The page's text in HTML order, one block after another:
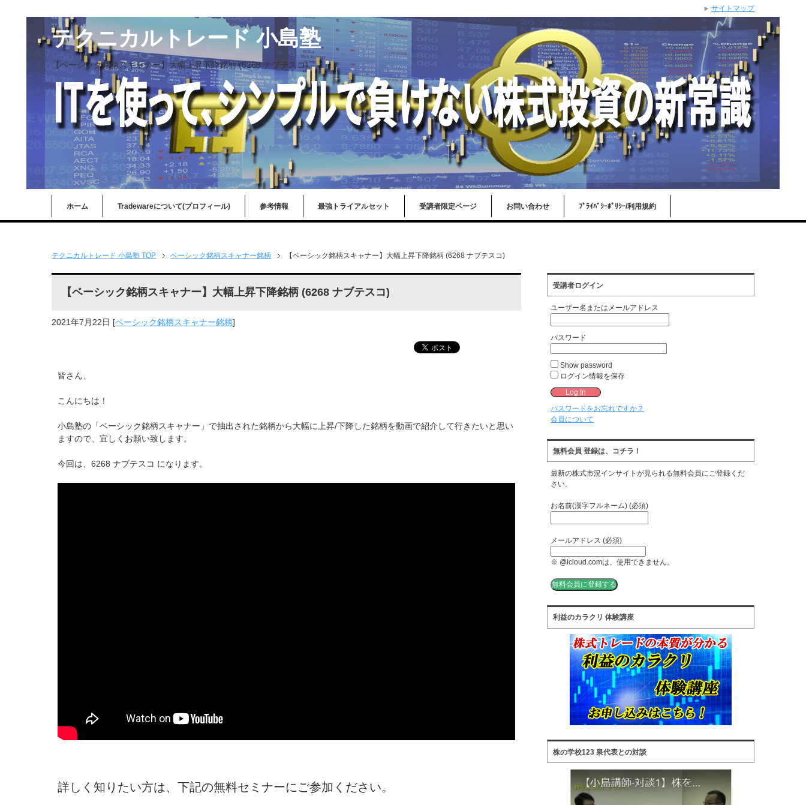
テクニカルトレード 小島塾
【ベーシック銘柄スキャナー】大幅上昇下降銘柄 (6268 ナブテスコ)
ホーム Tradewareについて(プロフィール) 参考情報 最強トライアルセット 受講者限定ページ お問い合わせ ﾌﾟﾗｲﾊﾞｼｰﾎﾟﾘｼｰ/利用規約
テクニカルトレード 小島塾 TOP ベーシック銘柄スキャナー銘柄 【ベーシック銘柄スキャナー】大幅上昇下降銘柄 (6268 ナブテスコ)
【ベーシック銘柄スキャナー】大幅上昇下降銘柄 (6268 ナブテスコ)
2021年7月22日 [ベーシック銘柄スキャナー銘柄]
皆さん、
こんにちは！
小島塾の「ベーシック銘柄スキャナー」で抽出された銘柄から大幅に上昇/下降した銘柄を動画で紹介して行きたいと思い
ますので、宜しくお願い致します。
今回は、6268 ナブテスコ になります。
詳しく知りたい方は、下記の無料セミナーにご参加ください。
受講者ログイン
ユーザー名またはメールアドレス
パスワード
Show password
ログイン情報を保存
パスワードをお忘れですか？
会員について
無料会員 登録は、コチラ！
最新の株式市況インサイトが見られる無料会員にご登録くだ
さい。
お名前(漢字フルネーム) (必須)
メールアドレス (必須)
※ @icloud.comは、使用できません。
利益のカラクリ 体験講座
株の学校123 泉代表との対談
サイトマップ